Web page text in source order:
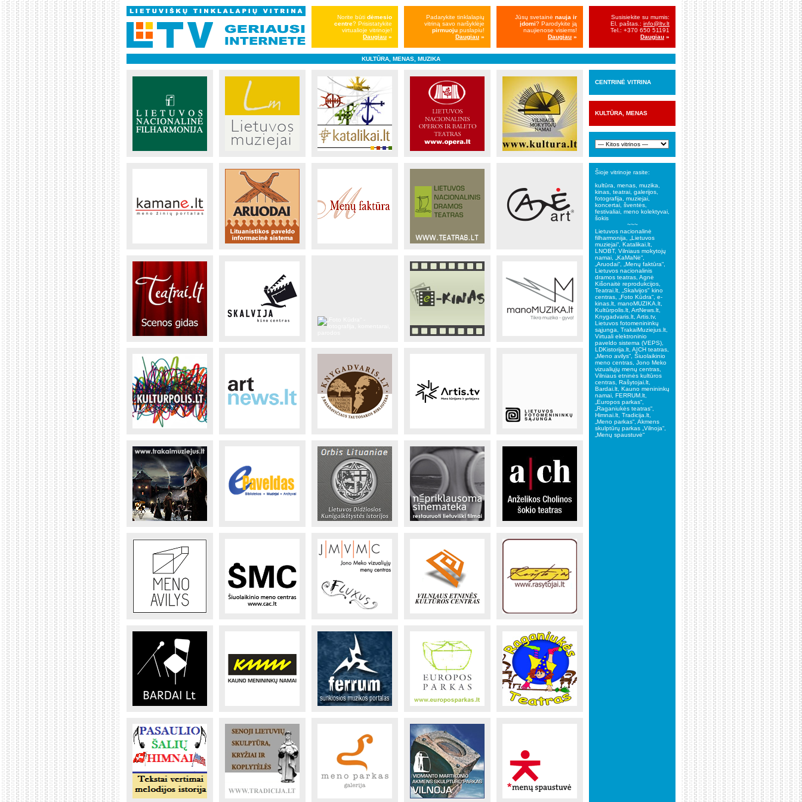
Norite būti dėmesio
centre? Prisistatykite
virtualioje vitrinoje!
Daugiau »
Padarykite tinklalapių
vitriną savo naršyklėje
pirmuoju puslapiu!
Daugiau »
Jūsų svetainė nauja ir
įdomi? Parodykite ją
naujienose visiems!
Daugiau »
Susisiekite su mumis:
El. paštas.: info@ltv.lt
Tel.: +370 650 51191
Daugiau »
KULTŪRA, MENAS, MUZIKA
CENTRINĖ VITRINA
KULTŪRA, MENAS
Šioje vitrinoje rasite:
kultūra, menas, muzika,
kinas, teatrai, galerijos,
fotografija, muziejai,
koncertai, šventės,
festivaliai, meno kolektyvai,
šokis
~~~
Lietuvos nacionalinė
filharmonija, „Lietuvos
muziejai“, Katalikai.lt,
LNOBT, Vilniaus mokytojų
namai, „KaMaNė“,
„Aruodai“, „Menų faktūra“,
Lietuvos nacionalinis
dramos teatras, Agnė
Kišonaitė reprodukcijos,
Teatrai.lt, „Skalvijos" kino
centras, „Foto Kūdra“, e-
kinas.lt, manoMUZIKA.lt,
Kultūrpolis.lt, ArtNews.lt,
Knygadvaris.lt, Artis.tv,
Lietuvos fotomenininkų
sąjunga, TrakaiMuziejus.lt,
Virtuali elektroninio
paveldo sistema (VEPS),
LDKistorija.lt, A|CH teatras,
„Meno avilys“, Šiuolaikinio
meno centras, Jono Meko
vizualiųjų menų centras,
Vilniaus etninės kultūros
centras, Rašytojai.lt,
Bardai.lt, Kauno menininkų
namai, FERRUM.lt,
„Europos parkas“,
„Raganiukės teatras“,
Himnai.lt, Tradicija.lt,
„Meno parkas“, Akmens
skulptūrų parkas „Vilnoja“,
„Menų spaustuvė“